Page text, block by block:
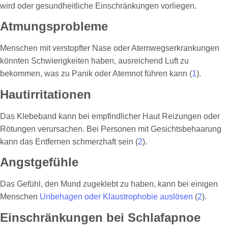
wird oder gesundheitliche Einschränkungen vorliegen.
Atmungsprobleme
Menschen mit verstopfter Nase oder Atemwegserkrankungen
könnten Schwierigkeiten haben, ausreichend Luft zu
bekommen, was zu Panik oder Atemnot führen kann (1).
Hautirritationen
Das Klebeband kann bei empfindlicher Haut Reizungen oder
Rötungen verursachen. Bei Personen mit Gesichtsbehaarung
kann das Entfernen schmerzhaft sein (2).
Angstgefühle
Das Gefühl, den Mund zugeklebt zu haben, kann bei einigen
Menschen Unbehagen oder Klaustrophobie auslösen (2).
Einschränkungen bei Schlafapnoe